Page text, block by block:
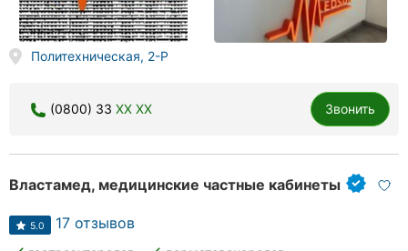
Политехническая, 2-Р
(0800) 33 XX XX Звонить
Властамед, медицинские частные кабинеты
5.0 17 отзывов